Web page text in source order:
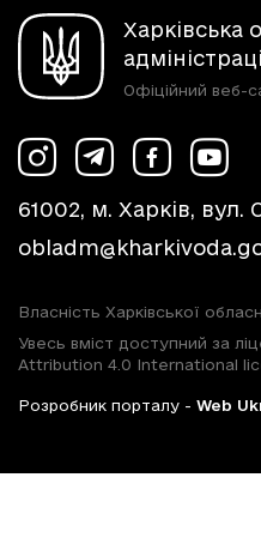
Харківська
Офіційний веб-
61002, м. Харків, вул.
Власність Харківської
Увесь вміст доступний за
Attribution 4.0 International
Розробник порталу - Web